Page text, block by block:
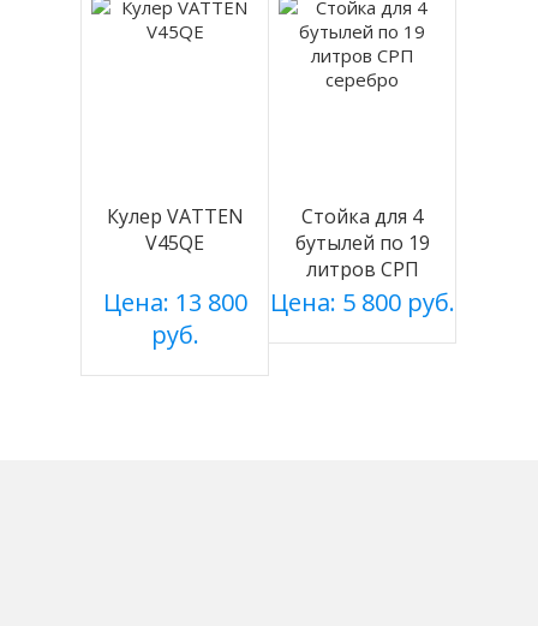
Кулер VATTEN
V45QE
Цена: 13 800
руб.
Стойка для 4
бутылей по 19
литров СРП
серебро
Цена: 5 800 руб.